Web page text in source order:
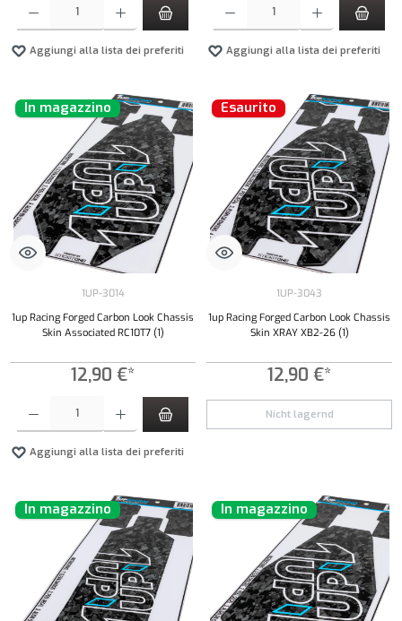
Aggiungi alla lista dei preferiti Aggiungi alla lista dei preferiti
In magazzino
1UP-3014
1up Racing Forged Carbon Look Chassis
Skin Associated RC10T7 (1)
12,90 €*
Quantità del prodotto: inserisci la quantità desiderata o usa i pulsanti per aumentare o
Aggiungi alla lista dei preferiti
Esaurito
1UP-3043
1up Racing Forged Carbon Look Chassis
Skin XRAY XB2-26 (1)
12,90 €*
Nicht lagernd
In magazzino In magazzino